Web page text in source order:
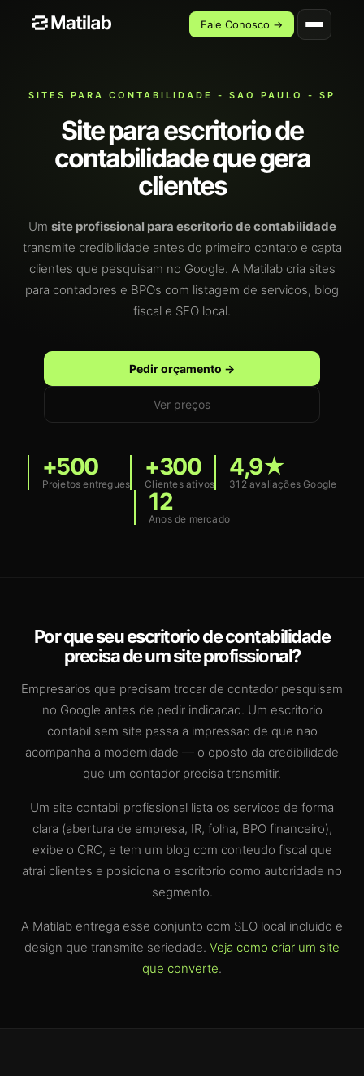
Fale Conosco →
SITES PARA CONTABILIDADE - SAO PAULO - SP
Site para escritorio de
contabilidade que gera
clientes
Um site profissional para escritorio de contabilidade
transmite credibilidade antes do primeiro contato e capta
clientes que pesquisam no Google. A Matilab cria sites
para contadores e BPOs com listagem de servicos, blog
fiscal e SEO local.
Pedir orçamento →
Ver preços
+500
Projetos entregues
+300
Clientes ativos
4,9★
312 avaliações Google
12
Anos de mercado
Por que seu escritorio de contabilidade
precisa de um site profissional?
Empresarios que precisam trocar de contador pesquisam
no Google antes de pedir indicacao. Um escritorio
contabil sem site passa a impressao de que nao
acompanha a modernidade — o oposto da credibilidade
que um contador precisa transmitir.
Um site contabil profissional lista os servicos de forma
clara (abertura de empresa, IR, folha, BPO financeiro),
exibe o CRC, e tem um blog com conteudo fiscal que
atrai clientes e posiciona o escritorio como autoridade no
segmento.
A Matilab entrega esse conjunto com SEO local incluido e
design que transmite seriedade. Veja como criar um site
que converte.